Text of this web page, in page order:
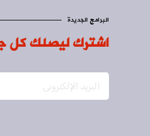
البرامج الجديدة
اشترك ليصلك كل